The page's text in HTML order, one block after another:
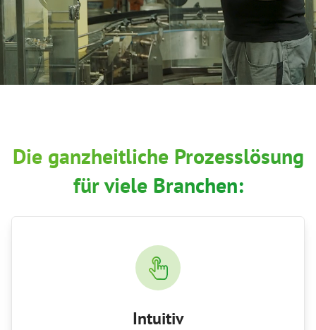
Die ganzheitliche Prozesslösung
für viele Branchen:
Intuitiv